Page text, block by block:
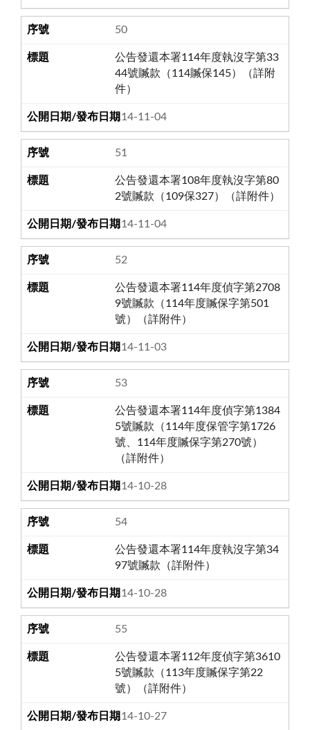
50
公告發還本署114年度執沒字第33
44號贓款（114贓保145）（詳附
件）
114-11-04
51
公告發還本署108年度執沒字第80
2號贓款（109保327）（詳附件）
114-11-04
52
公告發還本署114年度偵字第2708
9號贓款（114年度贓保字第501
號）（詳附件）
114-11-03
53
公告發還本署114年度偵字第1384
5號贓款（114年度保管字第1726
號、114年度贓保字第270號）
（詳附件）
114-10-28
54
公告發還本署114年度執沒字第34
97號贓款（詳附件）
114-10-28
55
公告發還本署112年度偵字第3610
5號贓款（113年度贓保字第22
號）（詳附件）
114-10-27